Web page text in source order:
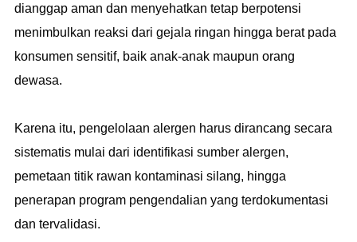
dianggap aman dan menyehatkan tetap berpotensi
menimbulkan reaksi dari gejala ringan hingga berat pada
konsumen sensitif, baik anak-anak maupun orang
dewasa.
Karena itu, pengelolaan alergen harus dirancang secara
sistematis mulai dari identifikasi sumber alergen,
pemetaan titik rawan kontaminasi silang, hingga
penerapan program pengendalian yang terdokumentasi
dan tervalidasi.